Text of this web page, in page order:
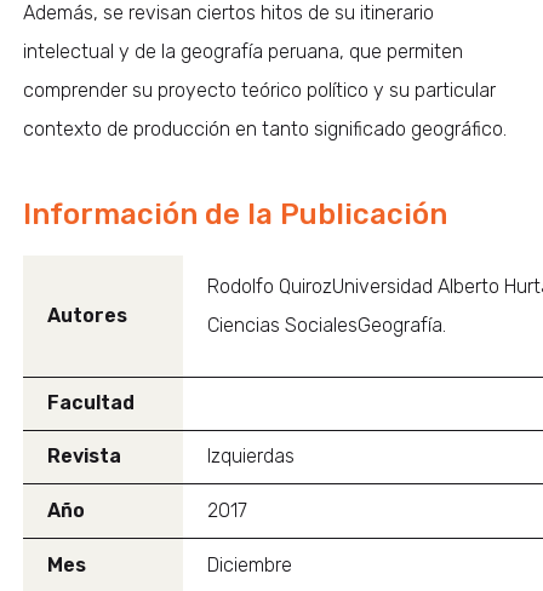
Además, se revisan ciertos hitos de su itinerario
intelectual y de la geografía peruana, que permiten
comprender su proyecto teórico político y su particular
contexto de producción en tanto significado geográfico.
Información de la Publicación
Autores
Rodolfo QuirozUniversidad Alberto
Ciencias SocialesGeografía.
Facultad
Revista Izquierdas
Año 2017
Mes Diciembre